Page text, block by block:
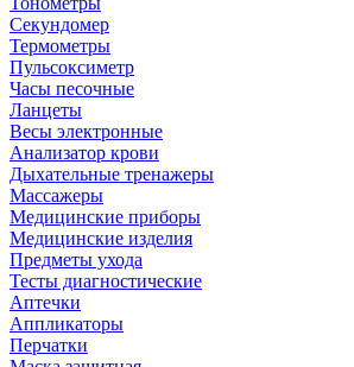
Секундомер
Термометры
Пульсоксиметр
Часы песочные
Ланцеты
Весы электронные
Анализатор крови
Дыхательные тренажеры
Массажеры
Медицинские приборы
Медицинские изделия
Предметы ухода
Тесты диагностические
Аптечки
Аппликаторы
Перчатки